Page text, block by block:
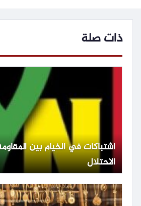
ذات صلة
اشتباكات في الخيام بين
الاحتلال